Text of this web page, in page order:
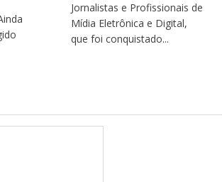
Jornalistas e Profissionais de
Mídia Eletrônica e Digital,
que foi conquistado...